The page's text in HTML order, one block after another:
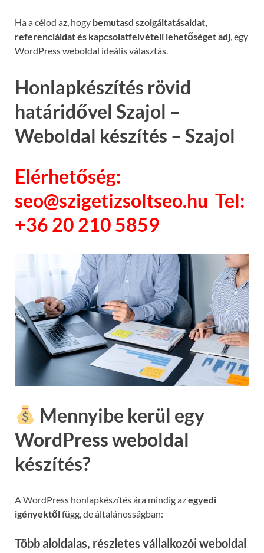
Ha a célod az, hogy bemutasd szolgáltatásaidat,
referenciáidat és kapcsolatfelvételi lehetőséget adj , egy
WordPress weboldal ideális választás.
Honlapkészítés rövid
határidővel Szajol –
Weboldal készítés – Szajol
Elérhetőség:
seo@szigetizsoltseo.hu Tel:
+36 20 210 5859
Mennyibe kerül egy
WordPress weboldal
készítés?
A WordPress honlapkészítés ára mindig azegyedi
igényektőlfügg, de általánosságban:
Több aloldalas, részletes vállalkozói weboldal